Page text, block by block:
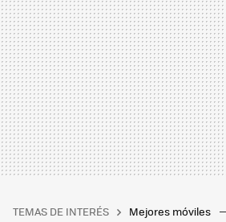
TEMAS DE INTERÉS Mejores móviles